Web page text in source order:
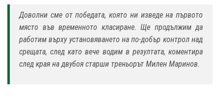
Доволни сме от победата, която ни изведе на първото
място във временното класиране. Ще продължим да
работим върху установяването на по-добър контрол над
срещата, след като вече водим в резултата, коментира
след края на двубоя старши треньорът Милен Маринов.